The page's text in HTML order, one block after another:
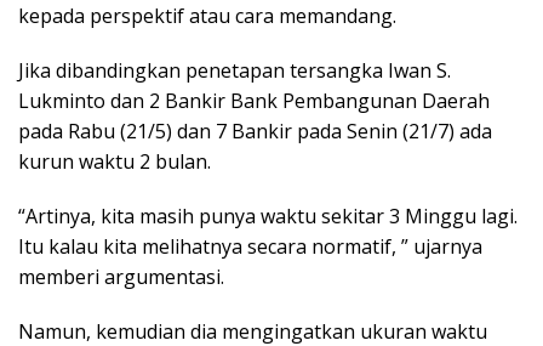
kepada perspektif atau cara memandang.
Jika dibandingkan penetapan tersangka Iwan S.
Lukminto dan 2 Bankir Bank Pembangunan Daerah
pada Rabu (21/5) dan 7 Bankir pada Senin (21/7) ada
kurun waktu 2 bulan.
“Artinya, kita masih punya waktu sekitar 3 Minggu lagi.
Itu kalau kita melihatnya secara normatif, ” ujarnya
memberi argumentasi.
Namun, kemudian dia mengingatkan ukuran waktu